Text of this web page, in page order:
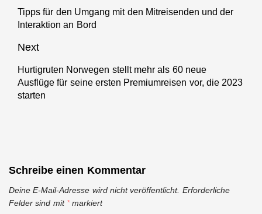
Previous
post:
Tipps für den Umgang mit den Mitreisenden und der
Interaktion an Bord
Next
Next
post:
Hurtigruten Norwegen stellt mehr als 60 neue
Ausflüge für seine ersten Premiumreisen vor, die 2023
starten
Schreibe einen Kommentar
Deine E-Mail-Adresse wird nicht veröffentlicht. Erforderliche
Felder sind mit *markiert